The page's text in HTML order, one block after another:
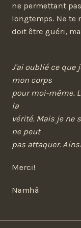
ne permettant
longtemps. Ne te
doit être guéri,
J'ai oublié ce que
mon corps
pour moi-même.
la
vérité. Mais je ne
ne peut
pas attaquer.
Merci!
Namhâ